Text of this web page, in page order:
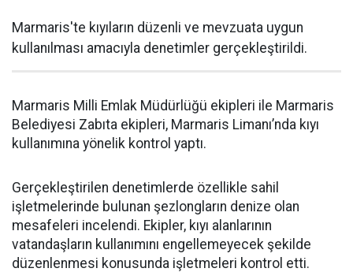
Marmaris'te kıyıların düzenli ve mevzuata uygun
kullanılması amacıyla denetimler gerçekleştirildi.
Marmaris Milli Emlak Müdürlüğü ekipleri ile Marmaris
Belediyesi Zabıta ekipleri, Marmaris Limanı’nda kıyı
kullanımına yönelik kontrol yaptı.
Gerçekleştirilen denetimlerde özellikle sahil
işletmelerinde bulunan şezlongların denize olan
mesafeleri incelendi. Ekipler, kıyı alanlarının
vatandaşların kullanımını engellemeyecek şekilde
düzenlenmesi konusunda işletmeleri kontrol etti.